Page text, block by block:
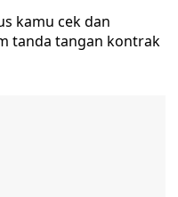
kamu cek dan
tanda tangan kontrak